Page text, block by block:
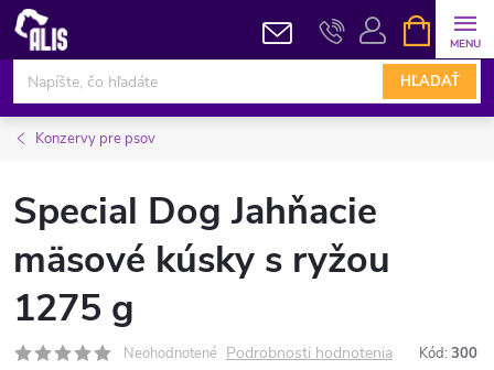
Prejsť
obsah
HĽADAŤ
KOŠÍK
Konzervy pre psov
Special Dog Jahňacie
mäsové kúsky s ryžou
1275 g
Neohodnotené Podrobnosti hodnotenia Kód: 300